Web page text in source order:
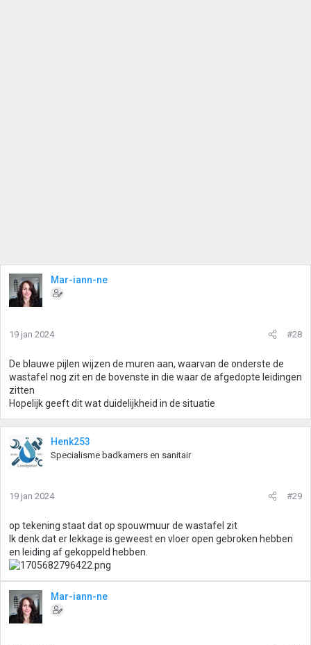
Mar-iann-ne
19 jan 2024 #28
De blauwe pijlen wijzen de muren aan, waarvan de onderste de
wastafel nog zit en de bovenste in die waar de afgedopte leidingen
zitten
Hopelijk geeft dit wat duidelijkheid in de situatie
Henk253
Specialisme badkamers en sanitair
19 jan 2024 #29
op tekening staat dat op spouwmuur de wastafel zit
Ik denk dat er lekkage is geweest en vloer open gebroken hebben
en leiding af gekoppeld hebben.
Mar-iann-ne